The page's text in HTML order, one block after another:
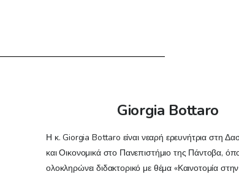
Giorgia Bottaro
Η κ. Giorgia Bottaro είναι νεαρή ερευνήτρια στη
και Οικονομικά στο Πανεπιστήμιο της Πάντοβα,
ολοκληρώνει διδακτορικό με θέμα «Καινοτομία